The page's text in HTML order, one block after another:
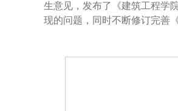
生意见，发布了《建筑工程学
现的问题，同时不断修订完善